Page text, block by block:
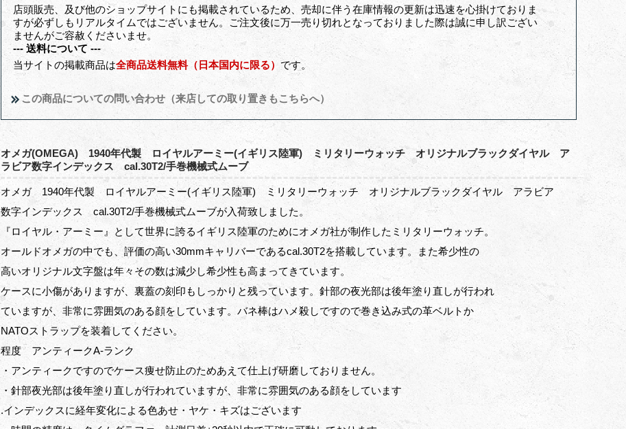
店頭販売、及び他のショップサイトにも掲載されているため、売却に伴う在庫情報の更新は迅速を心掛けておりま
すが必ずしもリアルタイムではございません。ご注文後に万一売り切れとなっておりました際は誠に申し訳ござい
ませんがご容赦くださいませ。
--- 送料について ---
当サイトの掲載商品は全商品送料無料（日本国内に限る） です。
この商品についての問い合わせ（来店しての取り置きもこちらへ）
オメガ(OMEGA) 1940年代製 ロイヤルアーミー(イギリス陸軍) ミリタリーウォッチ オリジナルブラックダイヤル ア
ラビア数字インデックス cal.30T2/手巻機械式ムーブ
オメガ 1940年代製 ロイヤルアーミー(イギリス陸軍) ミリタリーウォッチ オリジナルブラックダイヤル アラビア
数字インデックス cal.30T2/手巻機械式ムーブが入荷致しました。
『ロイヤル・アーミー』として世界に誇るイギリス陸軍のためにオメガ社が制作したミリタリーウォッチ。
オールドオメガの中でも、評価の高い30mmキャリバーであるcal.30T2を搭載しています。また希少性の
高いオリジナル文字盤は年々その数は減少し希少性も高まってきています。
ケースに小傷がありますが、裏蓋の刻印もしっかりと残っています。針部の夜光部は後年塗り直しが行われ
ていますが、非常に雰囲気のある顔をしています。バネ棒はハメ殺しですので巻き込み式の革ベルトか
NATOストラップを装着してください。
程度 アンティークA-ランク
・アンティークですのでケース痩せ防止のためあえて仕上げ研磨しておりません。
・針部夜光部は後年塗り直しが行われていますが、非常に雰囲気のある顔をしています
.インデックスに経年変化による色あせ・ヤケ・キズはございます